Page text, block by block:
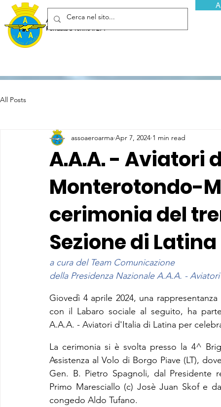
Associazione Arma Aeronautica - Aviatori d'Italia ETS
Fondata a Torino il 29 febbraio 1952
All Posts
A.A.A. - Aviatori
Monterotondo-
cerimonia del
Sezione di Latina
assoaeroarma Apr 7, 2024 1 min read
a cura del Team Comunicazione
della Presidenza Nazionale A.A.A. - Aviatori
Giovedì 4 aprile 2024, una
con il Labaro sociale al seguito, ha
A.A.A. - Aviatori d'Italia di Latina per
La cerimonia si è svolta presso la 4^
Assistenza al Volo di Borgo Piave (LT),
Gen. B. Pietro Spagnoli, dal Presidente
Primo Maresciallo (c) Josè Juan Skof e
congedo Aldo Tufano.